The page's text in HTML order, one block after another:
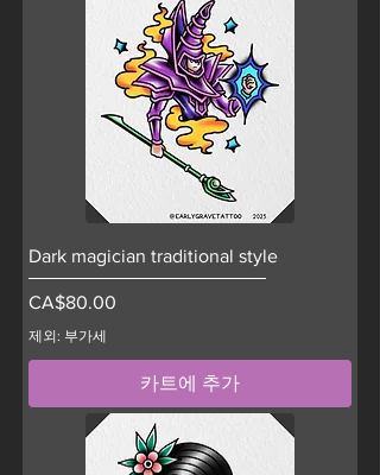
Dark magician traditional style
가격
CA$80.00
제외: 부가세
카트에 추가